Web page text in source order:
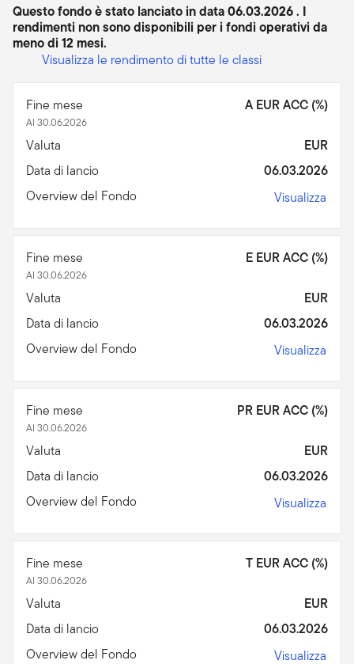
Questo fondo è stato lanciato in data 06.03.2026 . I
rendimenti non sono disponibili per i fondi operativi da
meno di 12 mesi.
Visualizza le rendimento di tutte le classi
Fine mese
Al 30.06.2026
A EUR ACC (%)
Valuta
EUR
Data di lancio
06.03.2026
Overview del Fondo
Visualizza
Fine mese
Al 30.06.2026
E EUR ACC (%)
Valuta
EUR
Data di lancio
06.03.2026
Overview del Fondo
Visualizza
Fine mese
Al 30.06.2026
PR EUR ACC (%)
Valuta
EUR
Data di lancio
06.03.2026
Overview del Fondo
Visualizza
Fine mese
Al 30.06.2026
T EUR ACC (%)
Valuta
EUR
Data di lancio
06.03.2026
Overview del Fondo
Visualizza